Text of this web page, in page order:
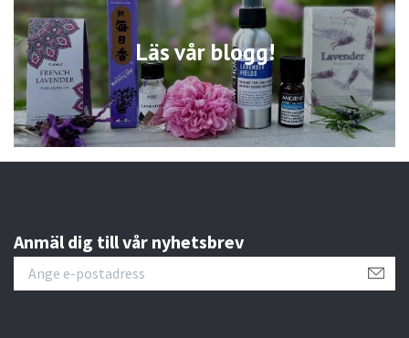
Läs vår blogg!
Anmäl dig till vår nyhetsbrev